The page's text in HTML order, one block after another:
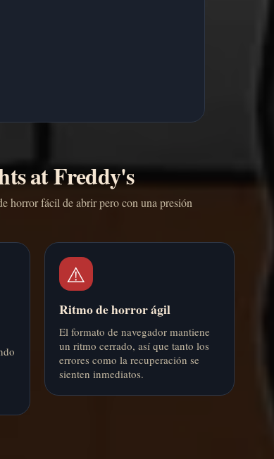
at Freddy's
horror fácil de abrir pero con una presión
⚠️
Ritmo de horror ágil
El formato de navegador mantiene
un ritmo cerrado, así que tanto los
errores como la recuperación se
sienten inmediatos.